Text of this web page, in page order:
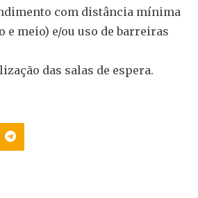
com distância mínima
e meio) e/ou uso de barreiras
das salas de espera.